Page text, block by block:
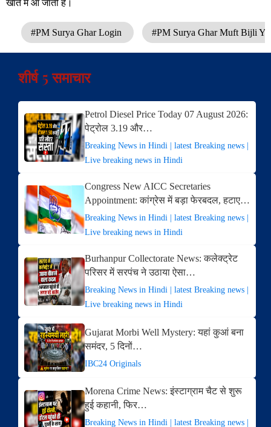
खाते में आ जाती है।
#PM Surya Ghar Login #PM Surya Ghar Muft Bijli
शीर्ष 5 समाचार
Petrol Diesel Price Today 07 August 2026:
पेट्रोल 3.19 और…
Breaking News in Hindi | latest Breaking news |
Live breaking news in Hindi
Congress New AICC Secretaries
Appointment: कांग्रेस में बड़ा फेरबदल, हटाए…
Breaking News in Hindi | latest Breaking news |
Live breaking news in Hindi
Burhanpur Collectorate News: कलेक्ट्रेट
परिसर में सरपंच ने उठाया ऐसा…
Breaking News in Hindi | latest Breaking news |
Live breaking news in Hindi
Gujarat Morbi Well Mystery: यहां कुआं बना
समंदर, 5 दिनों…
IBC24 Originals
Morena Crime News: इंस्टाग्राम चैट से शुरू
हुई कहानी, फिर…
Breaking News in Hindi | latest Breaking news |